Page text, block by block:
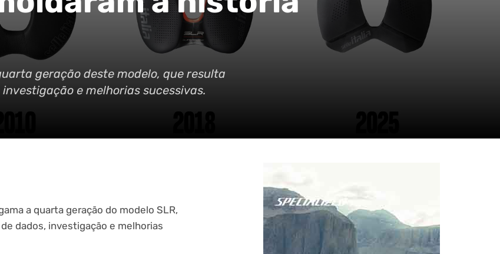
geração deste modelo, que resulta
e melhorias sucessivas.
a quarta geração do modelo SLR,
dados, investigação e melhorias